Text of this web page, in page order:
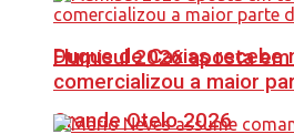
Duque de Caxias
Grande Otelo 2026
Flumisul 2026 aposta
comercializou a maior